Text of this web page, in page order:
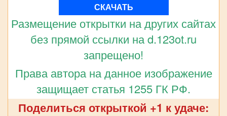
СКАЧАТЬ
Размещение открытки на других сайтах
без прямой ссылки на d.123ot.ru
запрещено!
Права автора на данное изображение
защищает статья 1255 ГК РФ.
Поделиться открыткой +1 к удаче: